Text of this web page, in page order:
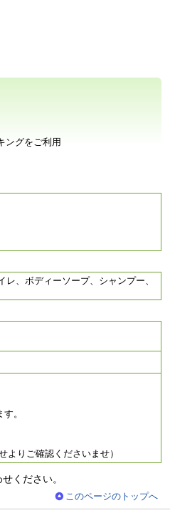
ングをご利用
、ボディーソープ、シャンプー、
。
りご確認くださいませ）
ください。
このページのトップへ